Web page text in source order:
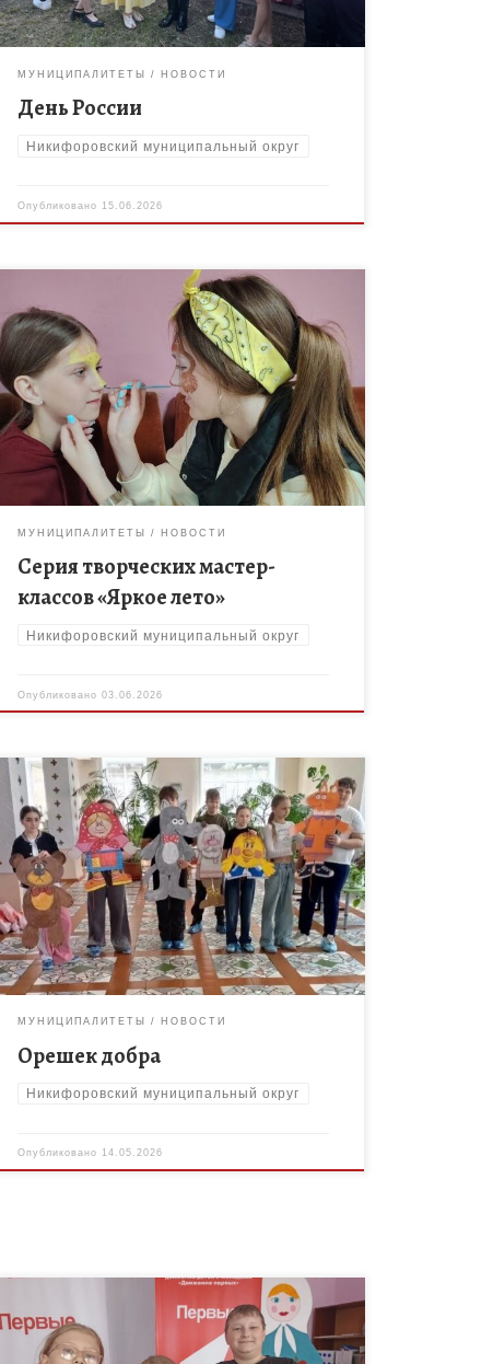
МУНИЦИПАЛИТЕТЫ НОВОСТИ
День России
Никифоровский муниципальный округ
Опубликовано 15.06.2026
1 июня 2026 года педагоги МБОУ ДО «Дом
творчества» Никифоровского муниципального
округа совместно с местным отделением
Движения Первых на базе Никифоровского ЦДК
провели серию творческих […]
МУНИЦИПАЛИТЕТЫ НОВОСТИ
Серия творческих мастер-
классов «Яркое лето»
Никифоровский муниципальный округ
Опубликовано03.06.2026
Знаете, есть фраза: «Счастье — это когда тебя
понимают». Но иногда счастье — это просто когда
к тебе пришли. С живой сказкой, теплыми
ладошками и […]
МУНИЦИПАЛИТЕТЫ НОВОСТИ
Орешек добра
Никифоровский муниципальный округ
Опубликовано 14.05.2026
25 апреля отмечается ежегодный Всероссийский